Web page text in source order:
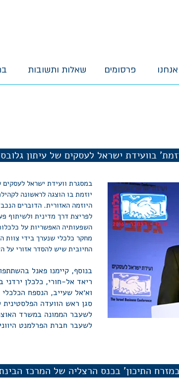
שאלות ותשובות פרסומים
בוועידת ישראל לעסקים של עיתון גלובס
במסגרת וועידת ישראל
יוזמת בו הוצגה לראשונה
היוזמה האזורית. הדוברים
לפריצת דרך מדינית ולשיתוף
השפעותיה האפשריות על
מחקר כלכלי שנערך בידי
החיובית שיש להסדר אזורי
בנוסף, קיימנו פאנל
ריאד אל-חורי, כלכלן ירדני
וא׳אל שעייב, הנספח
סגן ראש הוועדה
לשעבר הממונה במשרד
לשעבר חברת הפרלמנט
התיכון' בכנס הרצליה של המרכז